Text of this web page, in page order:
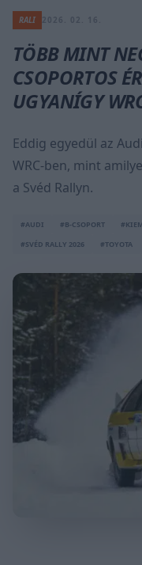
RALI
TÖBB MINT
CSOPORTOS
UGYANÍGY
Eddig egyedül az
WRC-ben, mint
a Svéd Rallyn.
#AUDI #B-CSOPORT
#SVÉD RALLY 2026
#TOYOTA